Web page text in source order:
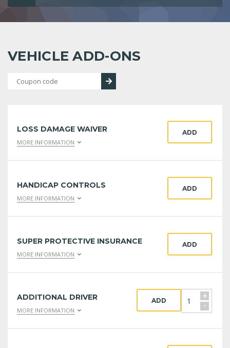
VEHICLE ADD-ONS
LOSS DAMAGE WAIVER
MORE INFORMATION
ADD
HANDICAP CONTROLS
MORE INFORMATION
ADD
SUPER PROTECTIVE INSURANCE
MORE INFORMATION
ADD
ADDITIONAL DRIVER
MORE INFORMATION
+
-
ADD